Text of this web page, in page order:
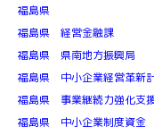
福島県
福島県 経営金融課
福島県 県南地方振興局
福島県 中小企業経営革新
福島県 事業継続力強化支
福島県 中小企業制度資金